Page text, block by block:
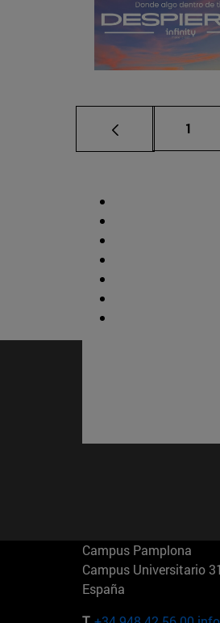
1
Campus Pamplona
Campus Universitario
España